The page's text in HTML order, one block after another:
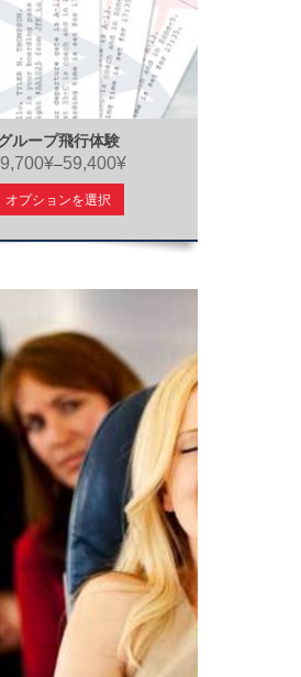
ループ飛行体験
–59,400¥
オプションを選択